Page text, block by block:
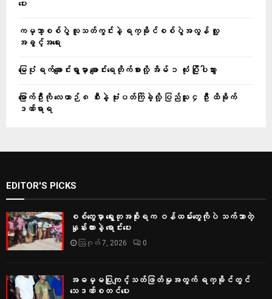
ပေး
ကမ္ဘာ့စစ်ပွဲ လူသတ်ကွင်းနဲ့ ရက္ခိုင်စစ်ပွဲအလွန် လူ့
အခွင့်အရေး
မြေပုံ ရက်ချောင်းရွာမှာ ချောင်းရေတိုက်စားလို့ အိမ် ၁ လုံး ပြိုပါသွား
မြောက်ဦးကို လေယာဉ် ၈ စီးနဲ့ ဗုံးပတ်ကြဲခဲ့လို့ ပြည်သူ ၄ ဦး ထိခိုက်
ဒဏ်ရာရ
EDITOR'S PICKS
စစ်တွေမှာ ရွေးတုအစိုးရက ဝန်ထမ်းတွေကိုပဲ သက်သာတဲ့
နှုန်းထားနဲ့ ရောင်းပေး
ဩဂုတ် 7, 2026 0
အဓမ္မပြုကျင့်သတ်ဖြတ်မှုအတွက် ရက္ခိုင်တွင်
သေဒဏ်စတင်ပေး